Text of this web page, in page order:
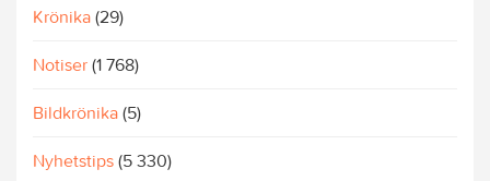
Krönika (29)
Notiser (1 768)
Bildkrönika (5)
Nyhetstips (5 330)